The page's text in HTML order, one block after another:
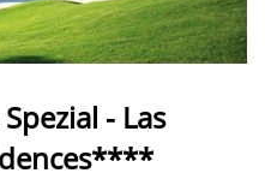
- Las